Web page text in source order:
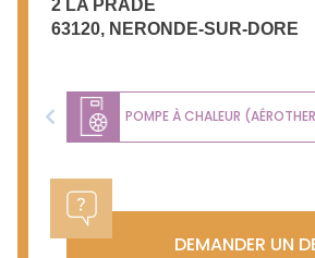
2 LA PRADE
63120, NERONDE-SUR-DORE
POMPE À CHALEUR
Previous
DEMANDER UN